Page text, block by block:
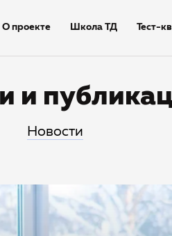
О проекте Школа ТД Тест-
Недиктант.Дети Столица
и
Новости